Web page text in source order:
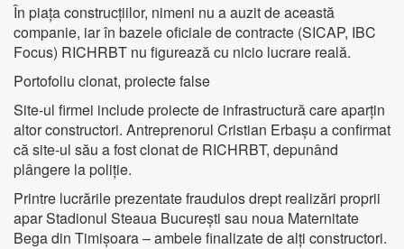
În piața construcțiilor, nimeni nu a auzit de această
companie, iar în bazele oficiale de contracte (SICAP, IBC
Focus) RICHRBT nu figurează cu nicio lucrare reală.
Portofoliu clonat, proiecte false
Site-ul firmei include proiecte de infrastructură care aparțin
altor constructori. Antreprenorul Cristian Erbașu a confirmat
că site-ul său a fost clonat de RICHRBT, depunând
plângere la poliție.
Printre lucrările prezentate fraudulos drept realizări proprii
apar Stadionul Steaua București sau noua Maternitate
Bega din Timișoara – ambele finalizate de alți constructori.